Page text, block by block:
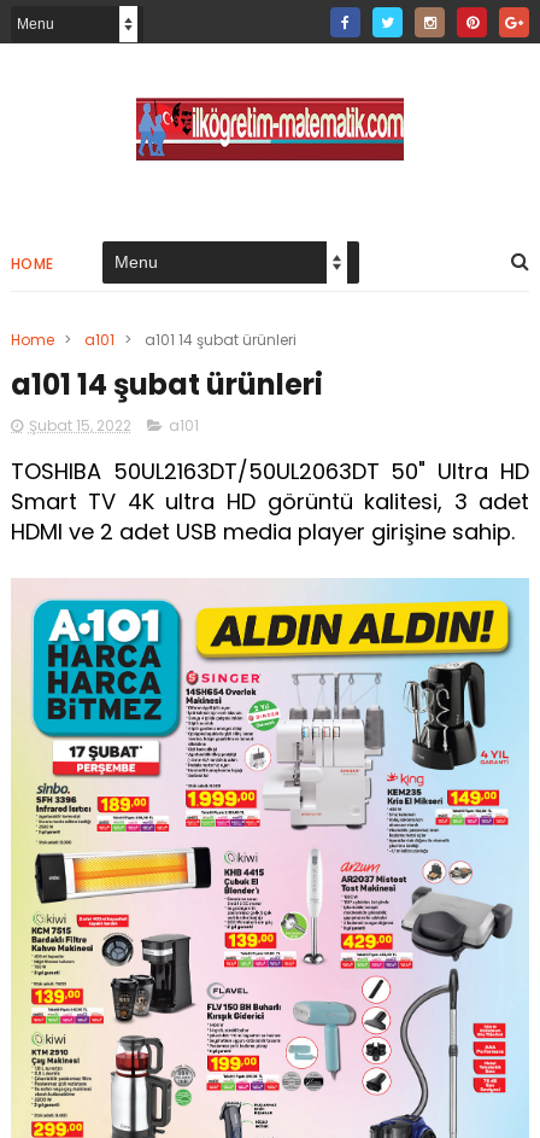
HOME
Home > a101 > a101 14 şubat ürünleri
a101 14 şubat ürünleri
Şubat 15, 2022 a101
TOSHIBA 50UL2163DT/50UL2063DT 50" Ultra HD
Smart TV 4K ultra HD görüntü kalitesi, 3 adet
HDMI ve 2 adet USB media player girişine sahip.